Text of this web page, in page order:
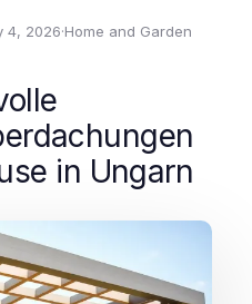
4, 2026·Home and Garden
in Ungarn